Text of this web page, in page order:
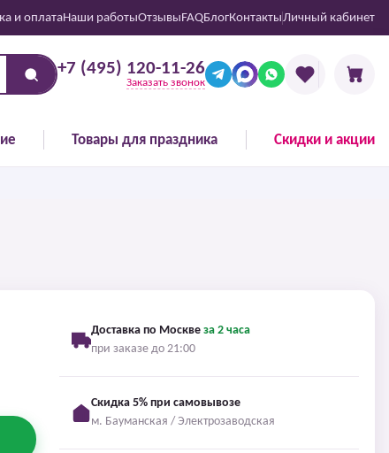
и оплатаНаши работыОтзывыFAQБлогКонтактыЛичный кабинет
+7 (495) 120-11-26
Заказать звонок
Товары для праздника Скидки и акции
Доставка по Москве за 2 часа
при заказе до 21:00
Скидка 5% при самовывозе
м. Бауманская / Электрозаводская